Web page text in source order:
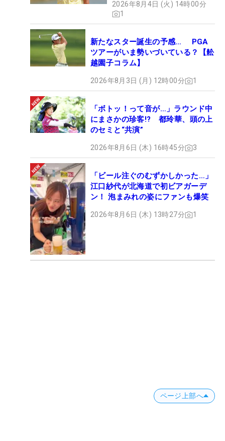
2026年8月4日 (火) 14時00分
1
新たなスター誕生の予感… PGA
ツアーがいま勢いづいている？【舩
越園子コラム】
2026年8月3日 (月) 12時00分 1
「ボトッ！って音が…」ラウンド中
にまさかの珍客!? 都玲華、頭の上
のセミと“共演”
2026年8月6日 (木) 16時45分 3
「ビール注ぐのむずかしかった…」
江口紗代が北海道で初ビアガーデ
ン！ 泡まみれの姿にファンも爆笑
2026年8月6日 (木) 13時27分 1
ページ上部へ